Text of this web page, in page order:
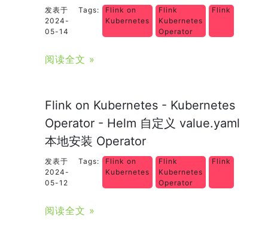
发表于
2024-
05-14
Tags:
Flink on
Kubernetes
Flink
Kubernetes
Operator
Flink
阅读全文 »
Flink on Kubernetes - Kubernetes
Operator - Helm 自定义 value.yaml
本地安装 Operator
发表于
2024-
05-12
Tags:
Flink on
Kubernetes
Flink
Kubernetes
Operator
Flink
阅读全文 »